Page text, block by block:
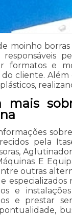
moinho
responsáveis
formatos e
do cliente.
mais
pela
E
outras
e
e prestar